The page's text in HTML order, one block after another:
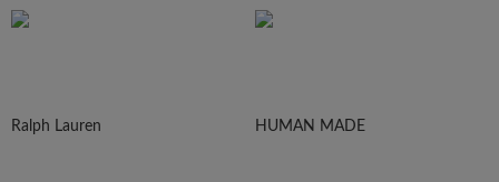
Ralph Lauren HUMAN MADE